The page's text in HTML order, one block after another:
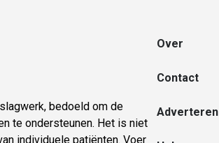
bedoeld om de
te ondersteunen. Het is niet
individuele patiënten. Voer
Over
Contact
Adverteren